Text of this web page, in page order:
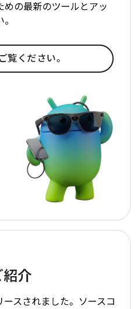
の最新のツールとアッ
覧ください。
介
スされました。ソースコ